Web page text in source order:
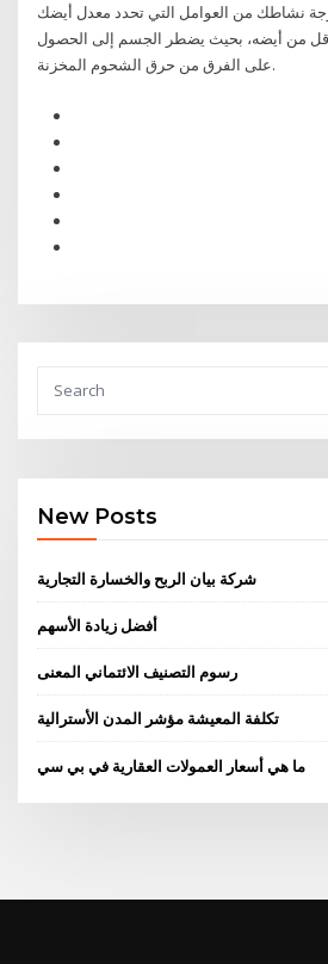
2015 درجة نشاطك من العوامل التي تحدد معدل أيضك
أقل من أيضه، بحيث يضطر الجسم إلى الحصول
على الفرق من حرق الشحوم المخزنة.
New Posts
شركة بيان الربح والخسارة التجارية
أفضل زيادة الأسهم
رسوم التصنيف الائتماني المعنى
تكلفة المعيشة مؤشر المدن الأسترالية
ما هي أسعار العمولات العقارية في بي سي